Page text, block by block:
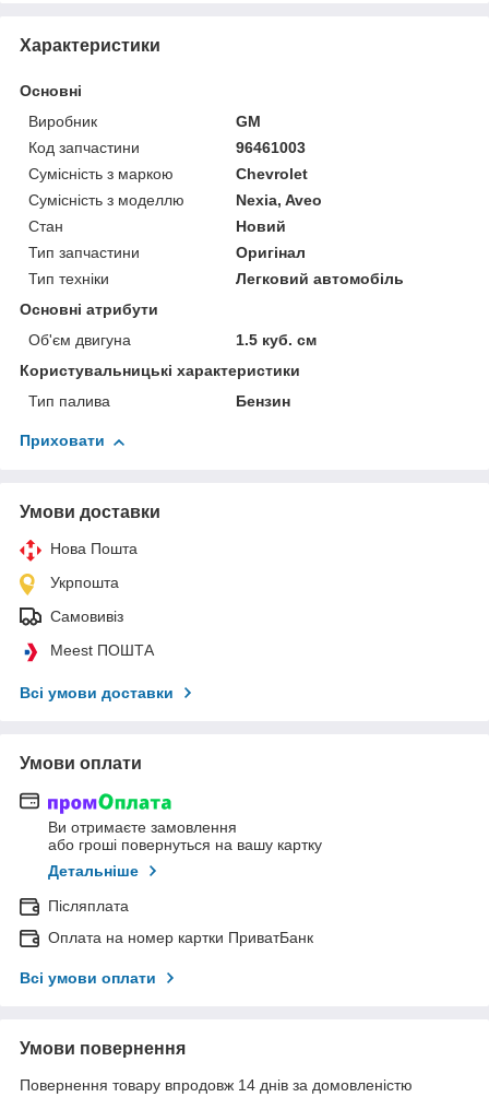
Характеристики
Основні
Виробник
GM
Код запчастини
96461003
Сумісність з маркою
Chevrolet
Сумісність з моделлю
Nexia, Aveo
Стан
Новий
Тип запчастини
Оригінал
Тип техніки
Легковий автомобіль
Основні атрибути
Об'єм двигуна
1.5 куб. см
Користувальницькі характеристики
Тип палива
Бензин
Приховати
Умови доставки
Нова Пошта
Укрпошта
Самовивіз
Meest ПОШТА
Всі умови доставки
Умови оплати
Ви отримаєте замовлення
або гроші повернуться на вашу картку
Детальніше
Післяплата
Оплата на номер картки ПриватБанк
Всі умови оплати
Умови повернення
Повернення товару впродовж 14 днів за домовленістю